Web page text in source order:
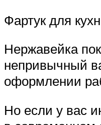
Фартук для
Нержавейка
непривычный
оформлении
Но если у вас